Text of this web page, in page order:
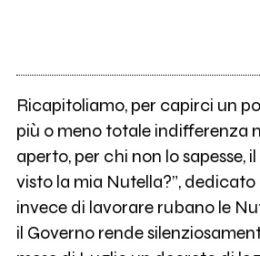
Ricapitoliamo, per capirci un
più o meno totale indifferenza
aperto, per chi non lo sapesse,
visto la mia Nutella?”,
invece di lavorare rubano le
il Governo rende